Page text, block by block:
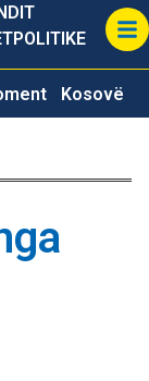
POLITIKE
Kosovë